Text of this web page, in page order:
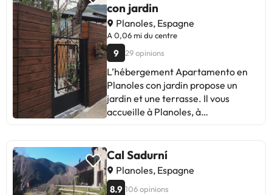
con jardin
Planoles, Espagne
A 0,06 mi du centre
9 29 opinions
L’hébergement Apartamento en
Planoles con jardin propose un
jardin et une terrasse. Il vous
accueille à Planoles, à
Núria Ski station, Station de ski de
La Molina et Station de ski Masella.
Cet hébergement offre une vue sur
la montagne et comprend un patio.
Cal Sadurní
Planoles, Espagne
8.9 106 opinions